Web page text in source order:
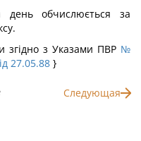
обчислюється за
згідно з Указами ПВР №
27.05.88 }
Следующая